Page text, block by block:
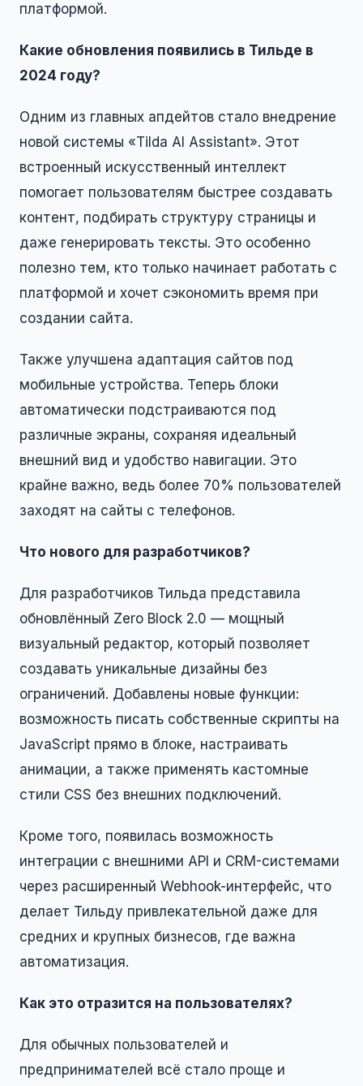
платформой.
Какие обновления появились в Тильде в
2024 году?
Одним из главных апдейтов стало внедрение
новой системы «Tilda AI Assistant». Этот
встроенный искусственный интеллект
помогает пользователям быстрее создавать
контент, подбирать структуру страницы и
даже генерировать тексты. Это особенно
полезно тем, кто только начинает работать с
платформой и хочет сэкономить время при
создании сайта.
Также улучшена адаптация сайтов под
мобильные устройства. Теперь блоки
автоматически подстраиваются под
различные экраны, сохраняя идеальный
внешний вид и удобство навигации. Это
крайне важно, ведь более 70% пользователей
заходят на сайты с телефонов.
Что нового для разработчиков?
Для разработчиков Тильда представила
обновлённый Zero Block 2.0 — мощный
визуальный редактор, который позволяет
создавать уникальные дизайны без
ограничений. Добавлены новые функции:
возможность писать собственные скрипты на
JavaScript прямо в блоке, настраивать
анимации, а также применять кастомные
стили CSS без внешних подключений.
Кроме того, появилась возможность
интеграции с внешними API и CRM-системами
через расширенный Webhook-интерфейс, что
делает Тильду привлекательной даже для
средних и крупных бизнесов, где важна
автоматизация.
Как это отразится на пользователях?
Для обычных пользователей и
предпринимателей всё стало проще и